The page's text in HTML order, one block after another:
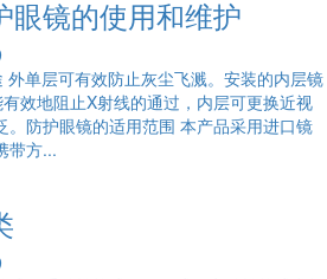
眼镜的使用和维护
外单层可有效防止灰尘飞溅。安装的内层镜
效地阻止X射线的通过，内层可更换近视
。防护眼镜的适用范围 本产品采用进口镜
带方...